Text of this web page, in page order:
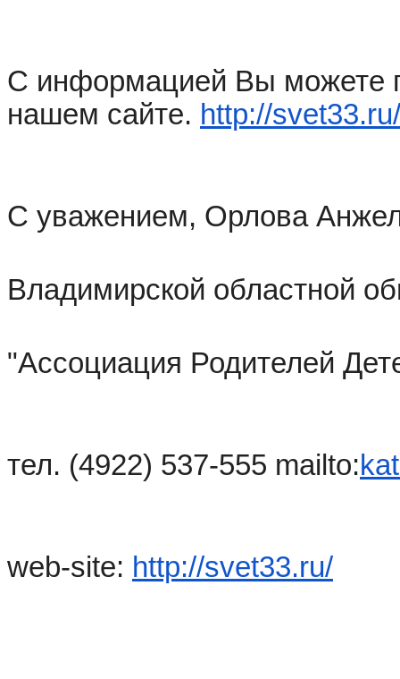
С информацией Вы можете
нашем сайте. http://
С уважением, Орлова
Владимирской областной
"Ассоциация Родителей
тел. (4922) 537-555 mailto:
web-site: http://svet33.ru/